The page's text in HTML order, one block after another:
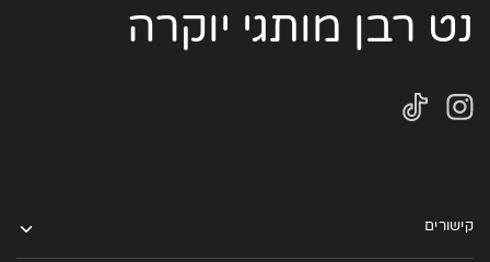
נט רבן מותגי יוקרה
קישורים